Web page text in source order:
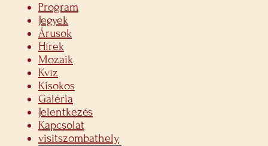
Program
Jegyek
Árusok
Hírek
Mozaik
Kvíz
Kisokos
Galéria
Jelentkezés
Kapcsolat
visitszombathely